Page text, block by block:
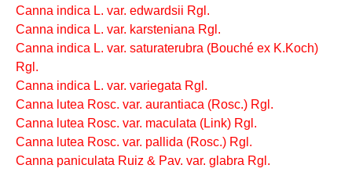
Canna indica L. var. edwardsii Rgl.
Canna indica L. var. karsteniana Rgl.
Canna indica L. var. saturaterubra (Bouché ex K.Koch)
Rgl.
Canna indica L. var. variegata Rgl.
Canna lutea Rosc. var. aurantiaca (Rosc.) Rgl.
Canna lutea Rosc. var. maculata (Link) Rgl.
Canna lutea Rosc. var. pallida (Rosc.) Rgl.
Canna paniculata Ruiz & Pav. var. glabra Rgl.